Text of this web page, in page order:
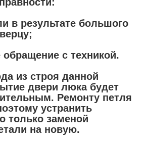
в результате большого
обращение с техникой.
из строя данной
двери люка будет
Ремонту петля
устранить
только заменой
на новую.